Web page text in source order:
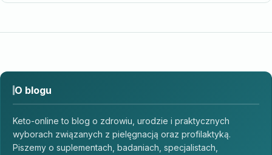
O blogu
Keto-online to blog o zdrowiu, urodzie i praktycznych
wyborach związanych z pielęgnacją oraz profilaktyką.
Piszemy o suplementach, badaniach, specjalistach,